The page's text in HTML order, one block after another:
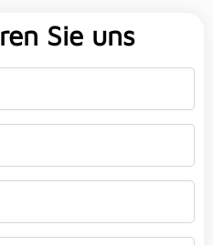
Sie uns